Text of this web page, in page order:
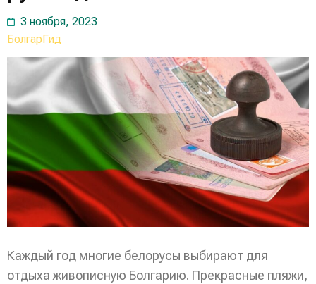
3 ноября, 2023
БолгарГид
Каждый год многие белорусы выбирают для
отдыха живописную Болгарию. Прекрасные пляжи,